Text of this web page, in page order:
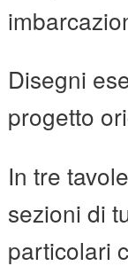
Disegni
progetto
In tre
sezioni di
particolari